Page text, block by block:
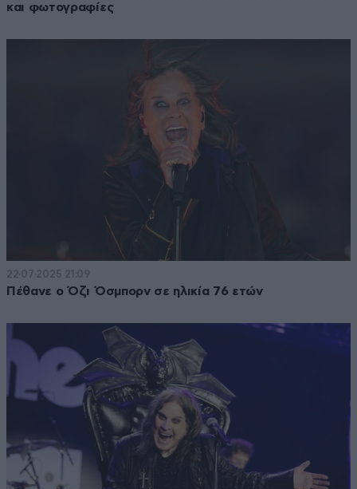
και φωτογραφίες
22·07·2025 21:09
Πέθανε ο Όζι Όσμπορν σε ηλικία 76 ετών